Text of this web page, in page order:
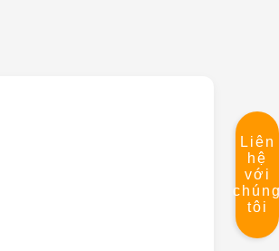
Liên
hệ
với
tôi